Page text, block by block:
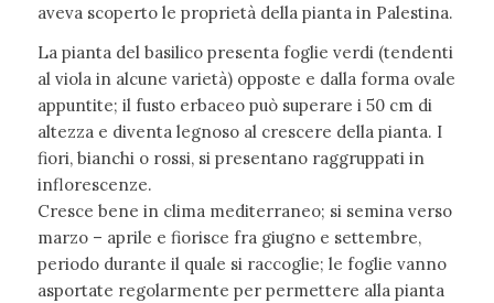
aveva scoperto le proprietà della pianta in Palestina.
La pianta del basilico presenta foglie verdi (tendenti
al viola in alcune varietà) opposte e dalla forma ovale
appuntite; il fusto erbaceo può superare i 50 cm di
altezza e diventa legnoso al crescere della pianta. I
fiori, bianchi o rossi, si presentano raggruppati in
inflorescenze.
Cresce bene in clima mediterraneo; si semina verso
marzo – aprile e fiorisce fra giugno e settembre,
periodo durante il quale si raccoglie; le foglie vanno
asportate regolarmente per permettere alla pianta